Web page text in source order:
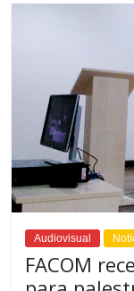
Audiovisual
FACOM